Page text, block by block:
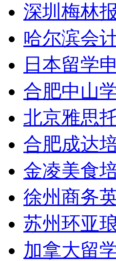
深圳梅林
哈尔滨会
日本留学
合肥中山
北京雅思
合肥成达
金凌美食
徐州商务
苏州环亚
加拿大留